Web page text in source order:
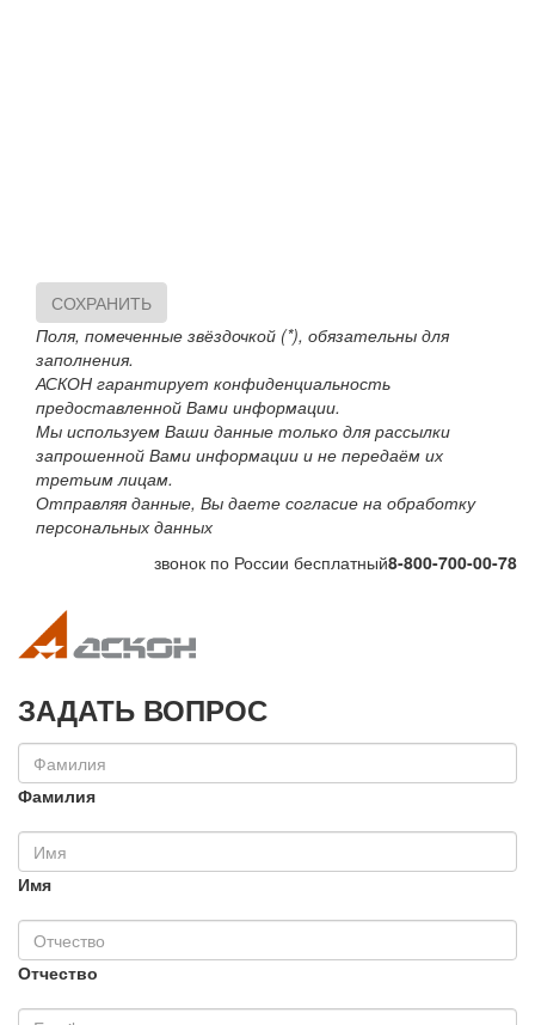
СОХРАНИТЬ
Поля, помеченные звёздочкой (*), обязательны для
заполнения.
АСКОН гарантирует конфиденциальность
предоставленной Вами информации.
Мы используем Ваши данные только для рассылки
запрошенной Вами информации и не передаём их
третьим лицам.
Отправляя данные, Вы даете согласие на обработку
персональных данных
звонок по России бесплатный8-800-700-00-78
ЗАДАТЬ ВОПРОС
Фамилия
Имя
Отчество